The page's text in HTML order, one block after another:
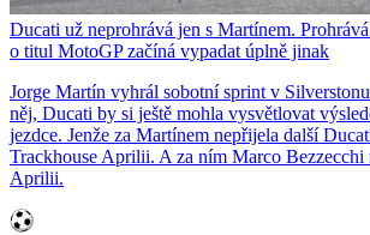
Ducati už neprohrává jen s Martínem.
o titul MotoGP začíná vypadat úplně jinak
Jorge Martín vyhrál sobotní sprint v
něj, Ducati by si ještě mohla vysvětlovat
jezdce. Jenže za Martínem nepřijela další
Trackhouse Aprilii. A za ním Marco Bezzecchi
Aprilii.